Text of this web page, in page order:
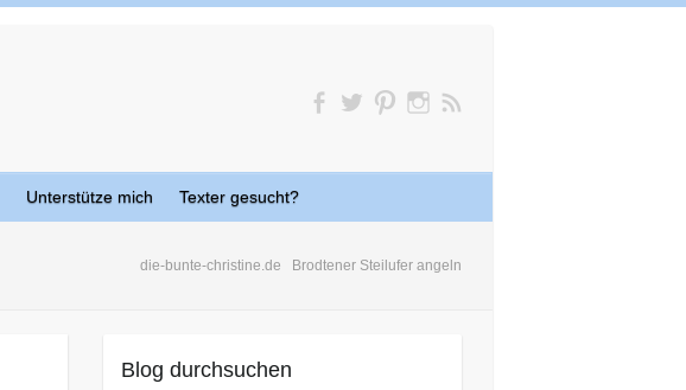
Unterstütze mich Texter gesucht?
die-bunte-christine.de Brodtener Steilufer angeln
Blog durchsuchen